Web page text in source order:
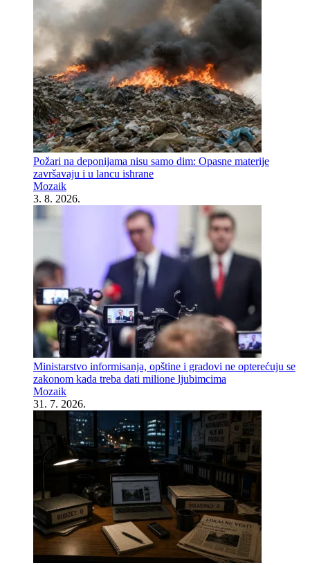
Požari na deponijama nisu samo dim: Opasne materije
završavaju i u lancu ishrane
Mozaik
3. 8. 2026.
Ministarstvo informisanja, opštine i gradovi ne opterećuju se
zakonom kada treba dati milione ljubimcima
Mozaik
31. 7. 2026.